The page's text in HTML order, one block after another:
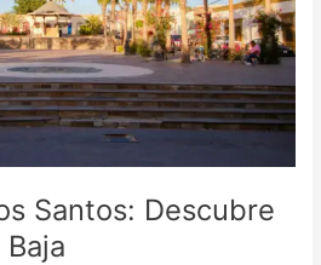
Santos: Descubre